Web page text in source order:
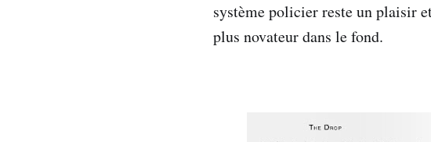
système policier reste un plaisir
plus novateur dans le fond.